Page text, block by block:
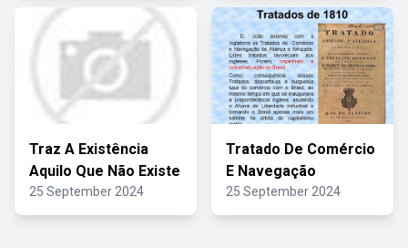
Traz A Existência
Aquilo Que Não Existe
25 September 2024
Tratado De Comércio
E Navegação
25 September 2024